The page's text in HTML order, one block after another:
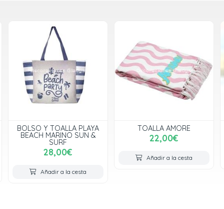
TOALLA AMORE
22,00€
Añadir a la cesta
TOALLA BELLA VITA
22,00€
Añadir a la cesta